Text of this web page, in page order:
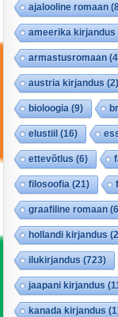
ajalooline romaan
ameerika kirjandus
armastusromaan
austria kirjandus (2)
bioloogia (9)
elustiil (16)
ettevõtlus (6)
filosoofia (21)
graafiline romaan
hollandi kirjandus
ilukirjandus (723)
jaapani kirjandus
kanada kirjandus